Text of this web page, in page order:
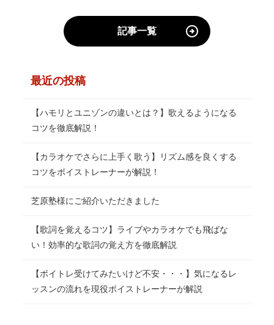
記事一覧
最近の投稿
【ハモリとユニゾンの違いとは？】歌えるようになる
コツを徹底解説！
【カラオケでさらに上手く歌う】リズム感を良くする
コツをボイストレーナーが解説！
芝原塾様にご紹介いただきました
【歌詞を覚えるコツ】ライブやカラオケでも飛ばな
い！効率的な歌詞の覚え方を徹底解説
【ボイトレ受けてみたいけど不安・・・】気になるレ
ッスンの流れを現役ボイストレーナーが解説